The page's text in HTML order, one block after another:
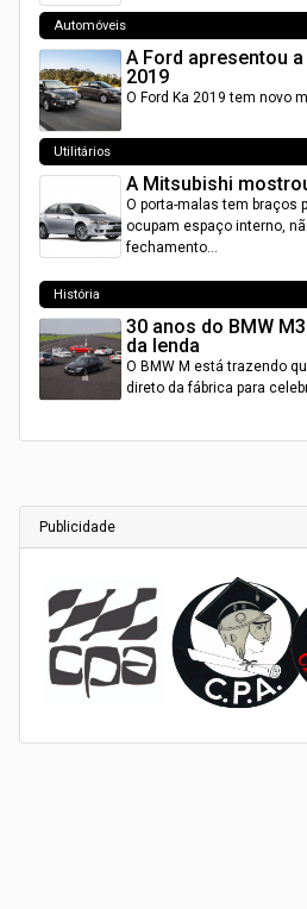
Automóveis
A Ford apresentou
2019
O Ford Ka 2019 tem novo
Utilitários
A Mitsubishi
O porta-malas tem braços
ocupam espaço interno,
fechamento…
História
30 anos do BMW
da lenda
O BMW M está trazendo
direto da fábrica para
Publicidade